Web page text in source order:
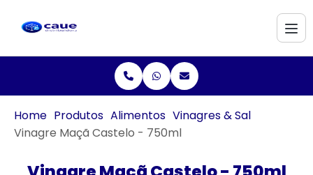
Home Produtos Alimentos Vinagres & Sal
Vinagre Maçã Castelo - 750ml